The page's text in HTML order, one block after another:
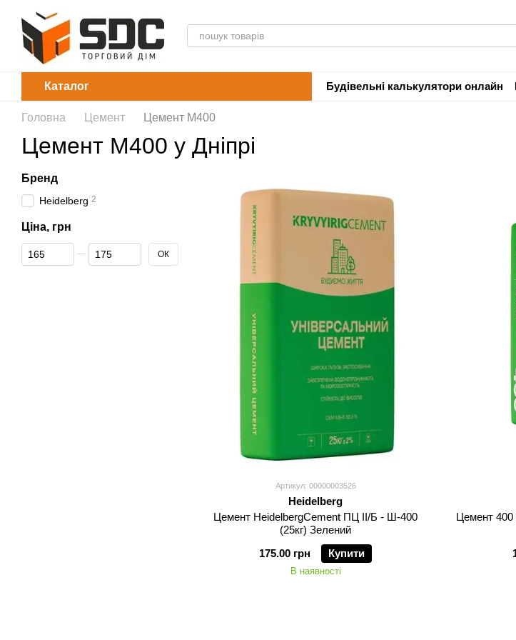
Перейти до основного контенту
Каталог Будівельні калькулятори онлайн
Головна
Цемент Цемент М400
Цемент М400 у Дніпрі
Артикул: 00000003526
Heidelberg
Цемент HeidelbergCement ПЦ II/Б - Ш-400
(25кг) Зелений
175.00 грн
Купити
В наявності
Цемент 400
Бренд
Heidelberg 2
Ціна, грн
Від Ціна, грн
До Ціна, грн ОК